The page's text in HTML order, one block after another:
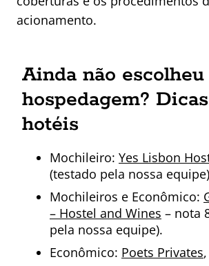
acionamento.
Ainda não escolheu
hospedagem?
hotéis
Mochileiro: Yes Lisbon
(testado pela nossa equipe)
Mochileiros e Econômico:
– Hostel and Wines – nota
pela nossa equipe).
Econômico: Poets Privates